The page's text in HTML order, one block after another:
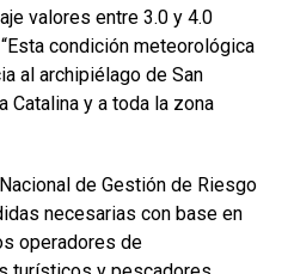
valores entre 3.0 y 4.0
condición meteorológica
al archipiélago de San
Catalina y a toda la zona
de Gestión de Riesgo
necesarias con base en
operadores de